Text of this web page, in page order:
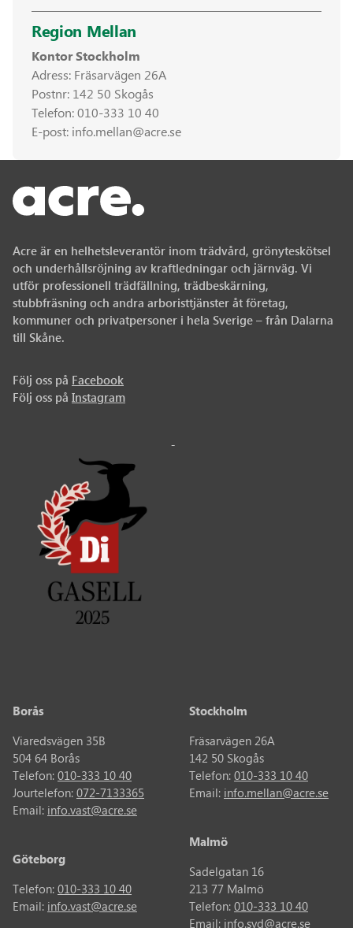
Region Mellan
Kontor Stockholm
Adress: Fräsarvägen 26A
Postnr: 142 50 Skogås
Telefon:010-333 10 40
E-post: info.mellan@acre.se
Acre
Acre är en helhetsleverantör inom trädvård, grönyteskötsel
och underhållsröjning av kraftledningar och järnväg. Vi
utför professionell trädfällning, trädbeskärning,
stubbfräsning och andra arboristtjänster åt företag,
kommuner och privatpersoner i hela Sverige – från Dalarna
till Skåne.
Följ oss på Facebook
Följ oss på Instagram
Borås
Viaredsvägen 35B
504 64 Borås
Telefon: 010-333 10 40
Jourtelefon: 072-7133365
Email: info.vast@acre.se
Göteborg
Telefon: 010-333 10 40
Email: info.vast@acre.se
Stockholm
Fräsarvägen 26A
142 50 Skogås
Telefon: 010-333 10 40
Email: info.mellan@acre.se
Malmö
Sadelgatan 16
213 77 Malmö
Telefon: 010-333 10 40
Email: info.syd@acre.se